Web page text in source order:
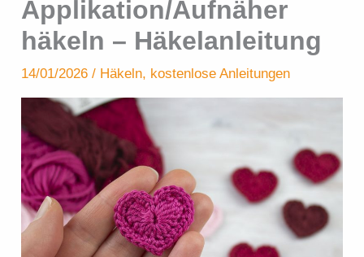
Applikation/Aufnäher
häkeln – Häkelanleitung
14/01/2026/ Häkeln, kostenlose Anleitungen